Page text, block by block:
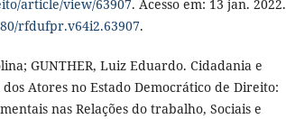
article/view/63907. Acesso em: 13 jan. 2022.
rfdufpr.v64i2.63907.
GUNTHER, Luiz Eduardo. Cidadania e
Atores no Estado Democrático de Direito:
nas Relações do trabalho, Sociais e